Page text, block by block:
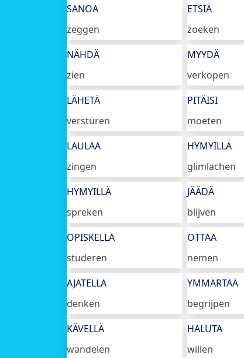
SANOA
zeggen
ETSIÄ
zoeken
NÄHDÄ
zien
MYYDÄ
verkopen
LÄHETÄ
versturen
PITÄISI
moeten
LAULAA
zingen
HYMYILLÄ
glimlachen
HYMYILLÄ
spreken
JÄÄDÄ
blijven
OPISKELLA
studeren
OTTAA
nemen
AJATELLA
denken
YMMÄRTÄÄ
begrijpen
KÄVELLÄ
wandelen
HALUTA
willen